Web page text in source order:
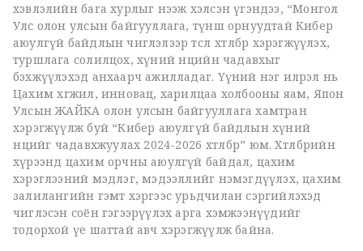
хэвлэлийн бага хурлыг нээж хэлсэн үгэндээ, “Монгол
Улс олон улсын байгууллага, түнш орнуудтай Кибер
аюулгүй байдлын чиглэлээр төсөл хөтөлбөр хэрэгжүүлэх,
туршлага солилцох, хүний нөөцийн чадавхыг
бэхжүүлэхэд анхаарч ажилладаг. Үүний нэг илрэл нь
Цахим хөгжил, инновац, харилцаа холбооны яам, Япон
Улсын ЖАЙКА олон улсын байгууллага хамтран
хэрэгжүүлж буй “Кибер аюулгүй байдлын хүний
нөөцийг чадавхжуулах 2024-2026 хөтөлбөр” юм. Хөтөлбөрийн
хүрээнд цахим орчны аюулгүй байдал, цахим
хэрэглээний мэдлэг, мэдээллийг нэмэгдүүлэх, цахим
залилангийн гэмт хэргээс урьдчилан сэргийлэхэд
чиглэсэн соён гэгээрүүлэх арга хэмжээнүүдийг
тодорхой үе шаттай авч хэрэгжүүлж байна.